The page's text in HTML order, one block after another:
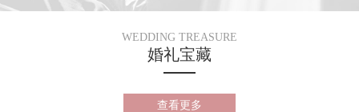
WEDDING TREASURE
婚礼宝藏
查看更多